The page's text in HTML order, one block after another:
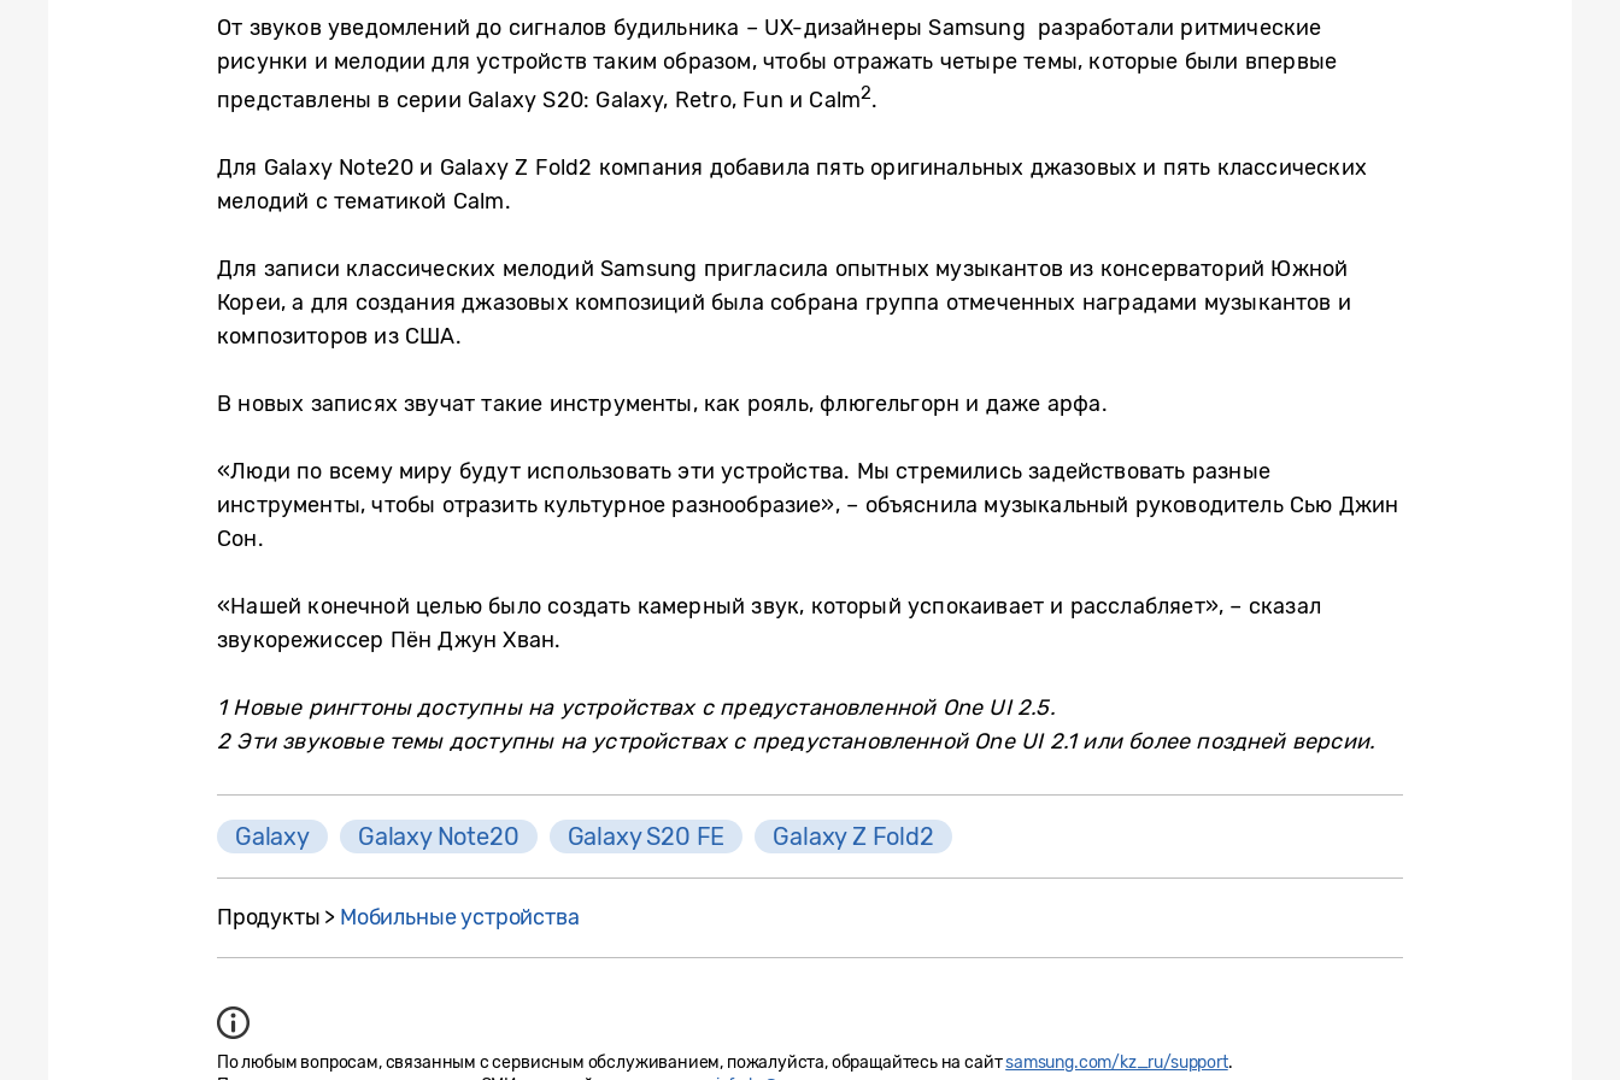
От звуков уведомлений до сигналов будильника – UX-дизайнеры Samsung разработали ритмические
рисунки и мелодии для устройств таким образом, чтобы отражать четыре темы, которые были впервые
представлены в серии Galaxy S20: Galaxy, Retro, Fun и Calm2.
Для Galaxy Note20 и Galaxy Z Fold2 компания добавила пять оригинальных джазовых и пять классических
мелодий с тематикой Calm.
Для записи классических мелодий Samsung пригласила опытных музыкантов из консерваторий Южной
Кореи, а для создания джазовых композиций была собрана группа отмеченных наградами музыкантов и
композиторов из США.
В новых записях звучат такие инструменты, как рояль, флюгельгорн и даже арфа.
«Люди по всему миру будут использовать эти устройства. Мы стремились задействовать разные
инструменты, чтобы отразить культурное разнообразие», – объяснила музыкальный руководитель Сью Джин
Сон.
«Нашей конечной целью было создать камерный звук, который успокаивает и расслабляет», – сказал
звукорежиссер Пён Джун Хван.
1 Новые рингтоны доступны на устройствах с предустановленной One UI 2.5.
2 Эти звуковые темы доступны на устройствах с предустановленной One UI 2.1 или более поздней версии.
Galaxy Galaxy Note20 Galaxy S20 FE Galaxy Z Fold2
Продукты > Мобильные устройства
По любым вопросам, связанным с сервисным обслуживанием, пожалуйста, обращайтесь на сайтsamsung.com/kz_ru/support.